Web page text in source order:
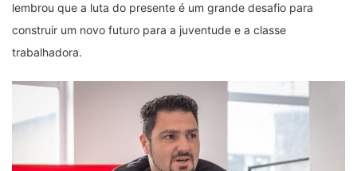
lembrou que a luta do presente é um grande desafio para
construir um novo futuro para a juventude e a classe
trabalhadora.